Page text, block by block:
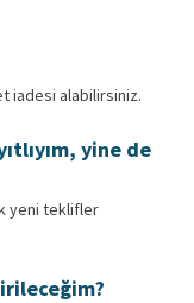
iadesi alabilirsiniz.
yine de
yeni teklifler